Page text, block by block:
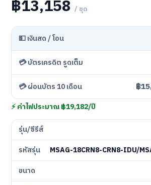
฿13,158 / ชุด
💵 เงินสด / โอน
💳 บัตรเครดิต รูดเต็ม
💳 ผ่อนบัตร 10 เดือน ฿
⚡ ค่าไฟประมาณ ฿19,182/ปี
รุ่น/ซีรีส์
รหัสรุ่น
MSAG-18CRN8-CRN8-IDU/
ขนาด